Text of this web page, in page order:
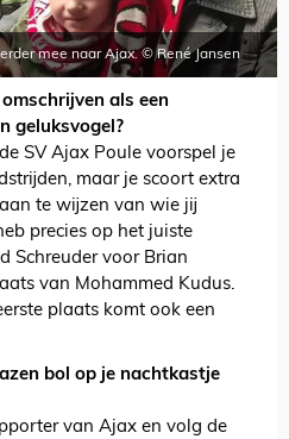
mee naar Ajax. © René Jansen
als een
geluksvogel?
SV Ajax Poule voorspel je
maar je scoort extra
te wijzen van wie jij
precies op het juiste
Schreuder voor Brian
van Mohammed Kudus.
plaats komt ook een
bol op je nachtkastje
van Ajax en volg de